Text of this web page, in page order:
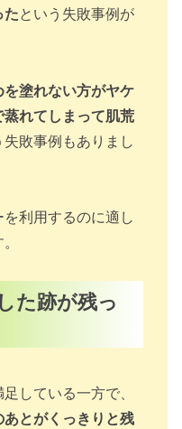
たという失敗事例が
塗れない方がヤケ
れてしまって肌荒
失敗事例もありまし
利用するのに適し
た跡が残っ
している一方で、
とがくっきりと残